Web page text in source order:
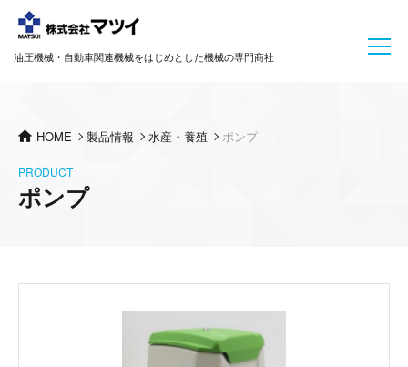
油圧機械・自動車関連機械をはじめとした機械の専門商社
HOME 製品情報 水産・養殖 ポンプ
PRODUCT
ポンプ